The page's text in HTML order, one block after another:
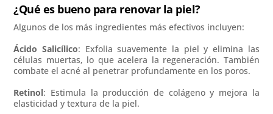
¿Qué es bueno para renovar la piel?
Algunos de los más ingredientes más efectivos incluyen:
Ácido Salicílico: Exfolia suavemente la piel y elimina las
células muertas, lo que acelera la regeneración. También
combate el acné al penetrar profundamente en los poros.
Retinol: Estimula la producción de colágeno y mejora la
elasticidad y textura de la piel.